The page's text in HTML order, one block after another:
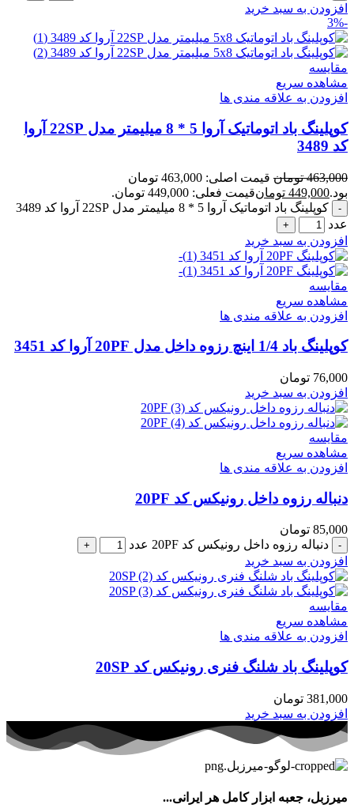
افزودن به سبد خرید
-3%
مقایسه
مشاهده سریع
افزودن به علاقه مندی ها
کوپلینگ باد اتوماتیک آروا 5 * 8 میلیمتر مدل 22SP آروا
کد 3489
463,000 تومان
قیمت اصلی: 463,000 تومان
بود.449,000 تومانقیمت فعلی: 449,000 تومان.
کوپلینگ باد اتوماتیک آروا 5 * 8 میلیمتر مدل 22SP آروا کد 3489
عدد
افزودن به سبد خرید
مقایسه
مشاهده سریع
افزودن به علاقه مندی ها
کوپلینگ باد 1/4 اینچ رزوه داخل مدل 20PF آروا کد 3451
76,000 تومان
افزودن به سبد خرید
مقایسه
مشاهده سریع
افزودن به علاقه مندی ها
دنباله رزوه داخل رونیکس کد 20PF
85,000 تومان
دنباله رزوه داخل رونیکس کد 20PF عدد
افزودن به سبد خرید
مقایسه
مشاهده سریع
افزودن به علاقه مندی ها
کوپلینگ باد شلنگ فنری رونیکس کد 20SP
381,000 تومان
افزودن به سبد خرید
میرزبل، جعبه ابزار کامل هر ایرانی...